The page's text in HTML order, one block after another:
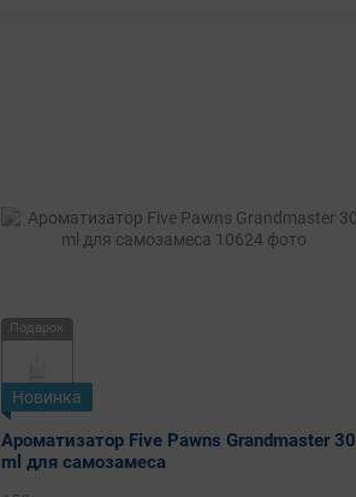
Подарок
Новинка
Ароматизатор Five Pawns Grandmaster 30
ml для самозамеса